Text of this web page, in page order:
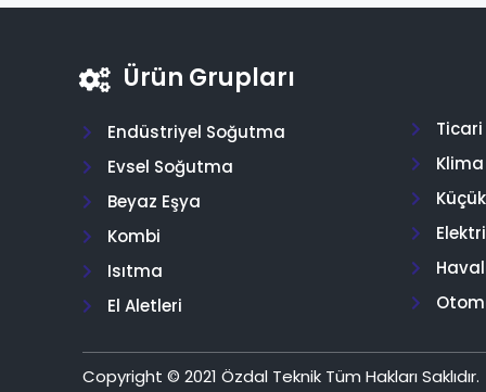
Ürün Grupları
Endüstriyel Soğutma
Evsel Soğutma
Beyaz Eşya
Kombi
Isıtma
El Aletleri
Klima
Copyright © 2021 Özdal Teknik Tüm Hakları Saklıdır.